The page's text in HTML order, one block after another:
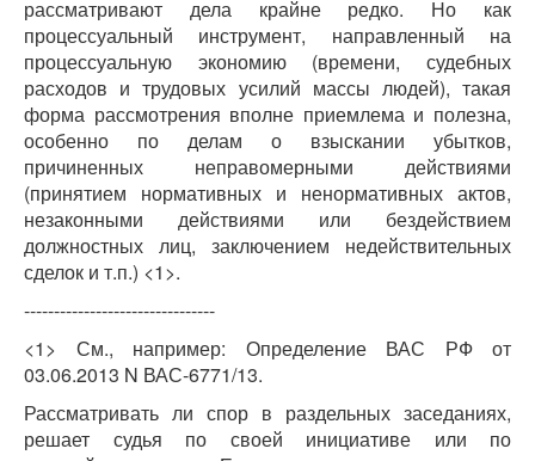
рассматривают дела крайне редко. Но как
процессуальный инструмент, направленный на
процессуальную экономию (времени, судебных
расходов и трудовых усилий массы людей), такая
форма рассмотрения вполне приемлема и полезна,
особенно по делам о взыскании убытков,
причиненных неправомерными действиями
(принятием нормативных и ненормативных актов,
незаконными действиями или бездействием
должностных лиц, заключением недействительных
сделок и т.п.) <1>.
--------------------------------
<1> См., например: Определение ВАС РФ от
03.06.2013 N ВАС-6771/13.
Рассматривать ли спор в раздельных заседаниях,
решает судья по своей инициативе или по